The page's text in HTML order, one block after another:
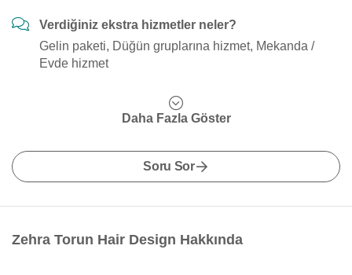
Verdiğiniz ekstra hizmetler neler?
Gelin paketi, Düğün gruplarına hizmet, Mekanda /
Evde hizmet
Daha Fazla Göster
Soru Sor
Zehra Torun Hair Design Hakkında